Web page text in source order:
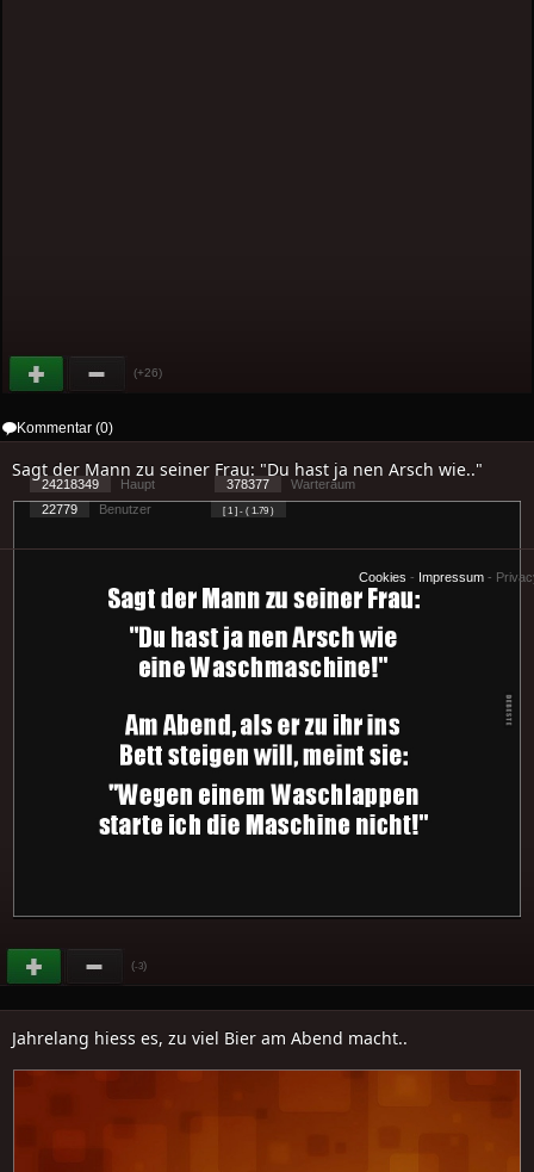
(+26)
Kommentar (0)
Sagt der Mann zu seiner Frau: "Du hast ja nen Arsch wie.."
(-3)
Jahrelang hiess es, zu viel Bier am Abend macht..
24218349 Haupt 378377
Warteraum
22779
Benutzer [ 1 ] - ( 1.79 )
Cookies - Impressum -